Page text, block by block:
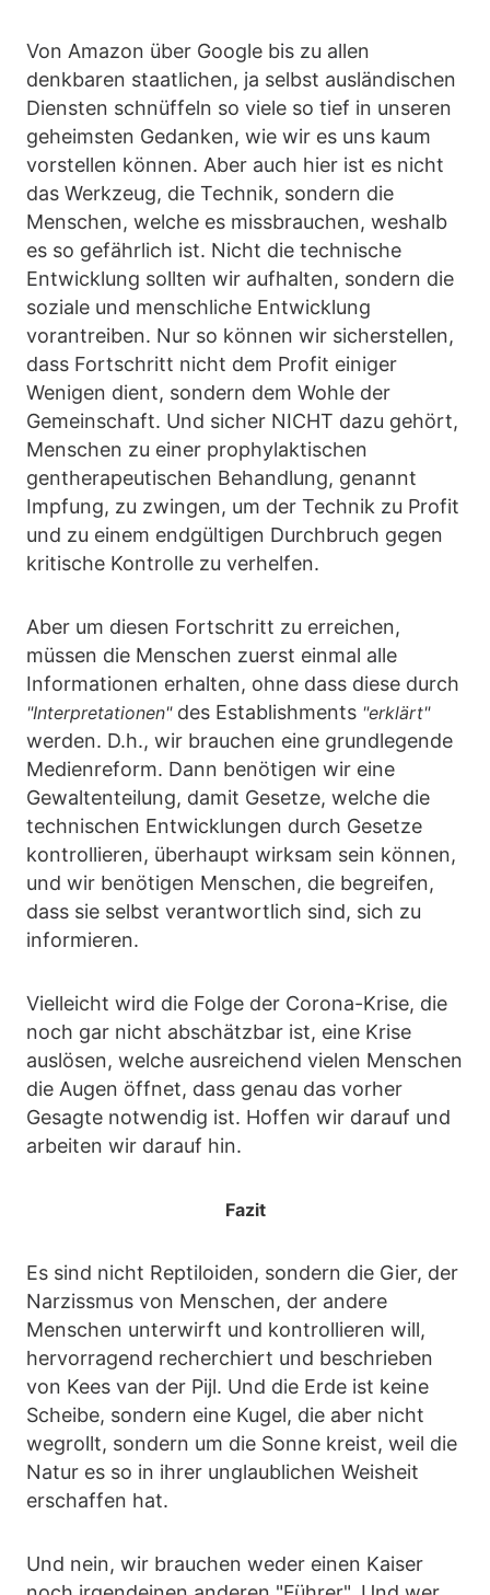
Von Amazon über Google bis zu allen
denkbaren staatlichen, ja selbst ausländischen
Diensten schnüffeln so viele so tief in unseren
geheimsten Gedanken, wie wir es uns kaum
vorstellen können. Aber auch hier ist es nicht
das Werkzeug, die Technik, sondern die
Menschen, welche es missbrauchen, weshalb
es so gefährlich ist. Nicht die technische
Entwicklung sollten wir aufhalten, sondern die
soziale und menschliche Entwicklung
vorantreiben. Nur so können wir sicherstellen,
dass Fortschritt nicht dem Profit einiger
Wenigen dient, sondern dem Wohle der
Gemeinschaft. Und sicher NICHT dazu gehört,
Menschen zu einer prophylaktischen
gentherapeutischen Behandlung, genannt
Impfung, zu zwingen, um der Technik zu Profit
und zu einem endgültigen Durchbruch gegen
kritische Kontrolle zu verhelfen.
Aber um diesen Fortschritt zu erreichen,
müssen die Menschen zuerst einmal alle
Informationen erhalten, ohne dass diese durch
"Interpretationen"des Establishments "erklärt"
werden. D.h., wir brauchen eine grundlegende
Medienreform. Dann benötigen wir eine
Gewaltenteilung, damit Gesetze, welche die
technischen Entwicklungen durch Gesetze
kontrollieren, überhaupt wirksam sein können,
und wir benötigen Menschen, die begreifen,
dass sie selbst verantwortlich sind, sich zu
informieren.
Vielleicht wird die Folge der Corona-Krise, die
noch gar nicht abschätzbar ist, eine Krise
auslösen, welche ausreichend vielen Menschen
die Augen öffnet, dass genau das vorher
Gesagte notwendig ist. Hoffen wir darauf und
arbeiten wir darauf hin.
Fazit
Es sind nicht Reptiloiden, sondern die Gier, der
Narzissmus von Menschen, der andere
Menschen unterwirft und kontrollieren will,
hervorragend recherchiert und beschrieben
von Kees van der Pijl. Und die Erde ist keine
Scheibe, sondern eine Kugel, die aber nicht
wegrollt, sondern um die Sonne kreist, weil die
Natur es so in ihrer unglaublichen Weisheit
erschaffen hat.
Und nein, wir brauchen weder einen Kaiser